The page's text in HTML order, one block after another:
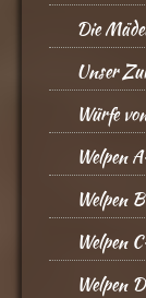
Die
Unser
Würfe
Welpen
Welpen
Welpen
Welpen